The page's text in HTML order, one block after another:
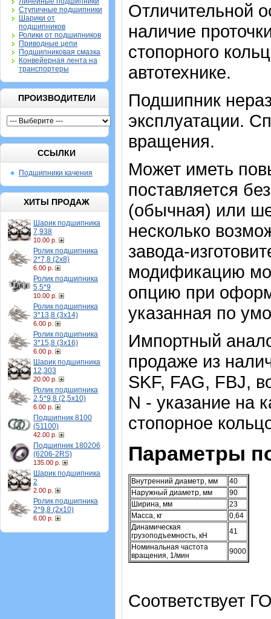
Ступичные подшипники
Шарики от
подшипников
Ролики от подшипников
Приводные цепи
Подшипниковая смазка
Конвейерная лента на
транспортеры
ПРОИЗВОДИТЕЛИ
ССЫЛКИ
Подшипники качения
ХИТЫ ПРОДАЖ
Шарик подшипника
7,938
10.00 р.
Ролик подшипника
2*7,8 (2х8)
6.00 р.
Ролик подшипника
5,5*9
10.00 р.
Ролик подшипника
3*13,8 (3х14)
6.00 р.
Ролик подшипника
3*15,8 (3х16)
6.00 р.
Шарик подшипника
12,303
20.00 р.
Ролик подшипника
2,5*9,8 (2,5х10)
6.00 р.
Подшипник 8100
(51100)
42.00 р.
Подшипник 180206
(6206-2RS)
135.00 р.
Шарик подшипника
2
2.00 р.
Ролик подшипника
2*9,8 (2х10)
6.00 р.
Отличительной
наличие
стопорного
автотехнике.
Подшипник
эксплуатации.
вращения.
Может иметь
поставляется
(обычная) или
несколько
завода-
модификацию
опцию при
указанная по
Импортный
продаже из
SKF, FAG, FBJ,
N - указание на
стопорное
Параметры
Внутренний диаметр, мм
40
Наружный диаметр, мм
90
Ширина, мм
23
Масса, кг
0,64
Динамическая
грузоподъемность, кН
41
Номинальная частота
вращения, 1/мин
9000
Соответствует